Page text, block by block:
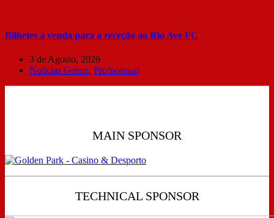
Bilhetes à venda para a receção ao Rio Ave FC
3 de Agosto, 2026
Notícias Gerais, Profissional
MAIN SPONSOR
TECHNICAL SPONSOR